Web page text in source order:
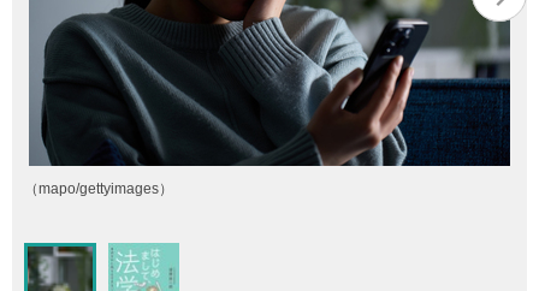
（mapo/gettyimages）